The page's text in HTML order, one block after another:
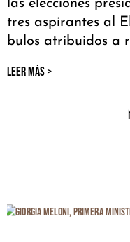
las elecciones
tres aspirantes al
bulos atribuidos a
LEER MÁS >